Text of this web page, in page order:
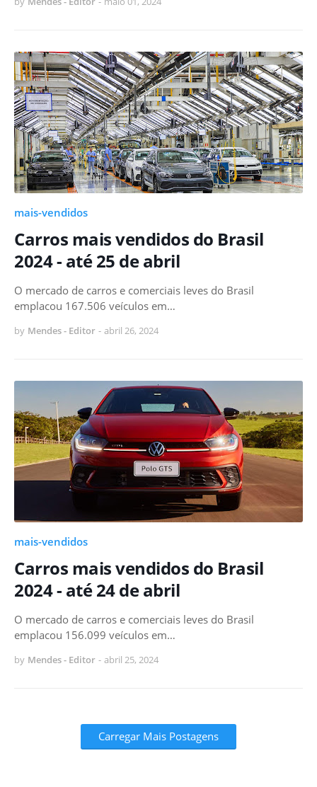
mais-vendidos
Carros mais vendidos do Brasil
2024 - até 25 de abril
O mercado de carros e comerciais leves do Brasil
emplacou 167.506 veículos em…
by Mendes - Editor - abril 26, 2024
mais-vendidos
Carros mais vendidos do Brasil
2024 - até 24 de abril
O mercado de carros e comerciais leves do Brasil
emplacou 156.099 veículos em…
by Mendes - Editor - abril 25, 2024
Carregar Mais Postagens